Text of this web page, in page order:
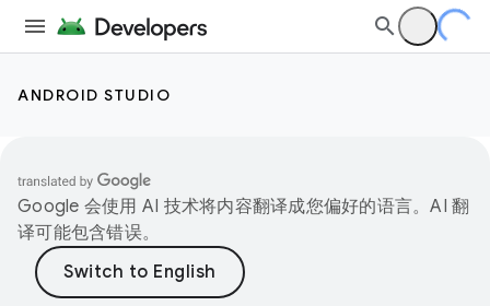
ANDROID STUDIO
Google 会使用 AI 技术将内容翻译成您偏好的语言。AI 翻
译可能包含错误。